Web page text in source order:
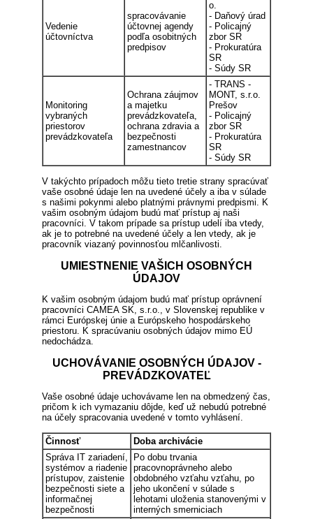
Vedenie
účtovníctva
spracovávanie
účtovnej agendy
podľa osobitných
predpisov
o.
- Daňový úrad
- Policajný
zbor SR
- Prokuratúra
SR
- Súdy SR
Monitoring
vybraných
priestorov
prevádzkovateľa
Ochrana záujmov
a majetku
prevádzkovateľa,
ochrana zdravia a
bezpečnosti
zamestnancov
- TRANS -
MONT, s.r.o.
Prešov
- Policajný
zbor SR
- Prokuratúra
SR
- Súdy SR
V takýchto prípadoch môžu tieto tretie strany spracúvať
vaše osobné údaje len na uvedené účely a iba v súlade
s našimi pokynmi alebo platnými právnymi predpismi. K
vašim osobným údajom budú mať prístup aj naši
pracovníci. V takom prípade sa prístup udelí iba vtedy,
ak je to potrebné na uvedené účely a len vtedy, ak je
pracovník viazaný povinnosťou mlčanlivosti.
UMIESTNENIE VAŠICH OSOBNÝCH
ÚDAJOV
K vašim osobným údajom budú mať prístup oprávnení
pracovníci CAMEA SK, s.r.o., v Slovenskej republike v
rámci Európskej únie a Európskeho hospodárskeho
priestoru. K spracúvaniu osobných údajov mimo EÚ
nedochádza.
UCHOVÁVANIE OSOBNÝCH ÚDAJOV -
PREVÁDZKOVATEĽ
Vaše osobné údaje uchovávame len na obmedzený čas,
pričom k ich vymazaniu dôjde, keď už nebudú potrebné
na účely spracovania uvedené v tomto vyhlásení.
Činnosť
Doba archivácie
Správa IT zariadení,
systémov a riadenie
prístupov, zaistenie
bezpečnosti siete a
informačnej
bezpečnosti
Po dobu trvania
pracovnoprávneho alebo
obdobného vzťahu vzťahu, po
jeho ukončení v súlade s
lehotami uloženia stanovenými v
interných smerniciach